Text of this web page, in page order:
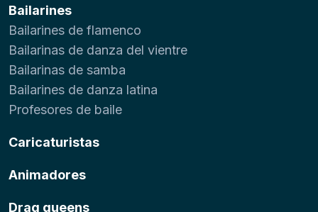
Bailarines
Bailarines de flamenco
Bailarinas de danza del vientre
Bailarinas de samba
Bailarines de danza latina
Profesores de baile
Caricaturistas
Animadores
Drag queens